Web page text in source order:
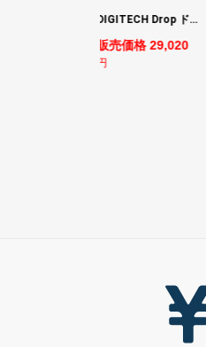
DIGITECH Drop ドロップ・リチューニング・エフェクト
販売価格 29,020
円